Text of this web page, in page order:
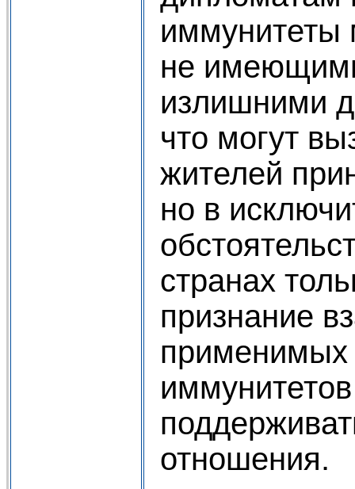
иммунитеты
не
излишними
что могут
жителей
но в
странах
признание
применимых
отношения.